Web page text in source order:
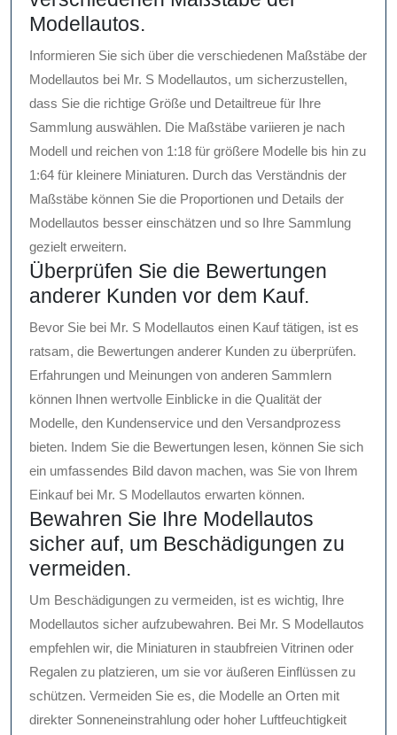
Modellautos.
Informieren Sie sich über die verschiedenen Maßstäbe der
Modellautos bei Mr. S Modellautos, um sicherzustellen,
dass Sie die richtige Größe und Detailtreue für Ihre
Sammlung auswählen. Die Maßstäbe variieren je nach
Modell und reichen von 1:18 für größere Modelle bis hin zu
1:64 für kleinere Miniaturen. Durch das Verständnis der
Maßstäbe können Sie die Proportionen und Details der
Modellautos besser einschätzen und so Ihre Sammlung
gezielt erweitern.
Überprüfen Sie die Bewertungen
anderer Kunden vor dem Kauf.
Bevor Sie bei Mr. S Modellautos einen Kauf tätigen, ist es
ratsam, die Bewertungen anderer Kunden zu überprüfen.
Erfahrungen und Meinungen von anderen Sammlern
können Ihnen wertvolle Einblicke in die Qualität der
Modelle, den Kundenservice und den Versandprozess
bieten. Indem Sie die Bewertungen lesen, können Sie sich
ein umfassendes Bild davon machen, was Sie von Ihrem
Einkauf bei Mr. S Modellautos erwarten können.
Bewahren Sie Ihre Modellautos
sicher auf, um Beschädigungen zu
vermeiden.
Um Beschädigungen zu vermeiden, ist es wichtig, Ihre
Modellautos sicher aufzubewahren. Bei Mr. S Modellautos
empfehlen wir, die Miniaturen in staubfreien Vitrinen oder
Regalen zu platzieren, um sie vor äußeren Einflüssen zu
schützen. Vermeiden Sie es, die Modelle an Orten mit
direkter Sonneneinstrahlung oder hoher Luftfeuchtigkeit